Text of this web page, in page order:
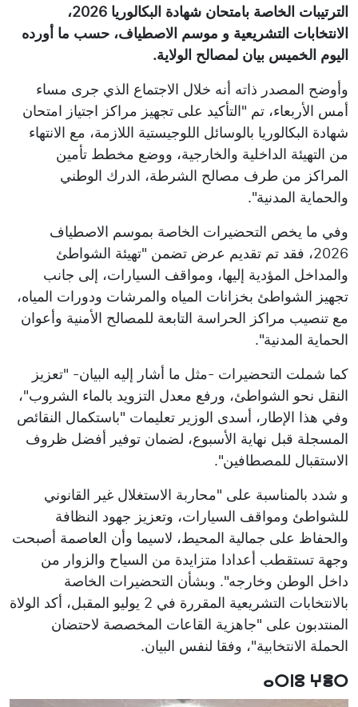
الترتيبات الخاصة بامتحان شهادة البكالوريا 2026،
الانتخابات التشريعية و موسم الاصطياف، حسب ما أورده
اليوم الخميس بيان لمصالح الولاية.
وأوضح المصدر ذاته أنه خلال الاجتماع الذي جرى مساء
أمس الأربعاء، تم "التأكيد على تجهيز مراكز اجتياز امتحان
شهادة البكالوريا بالوسائل اللوجيستية اللازمة، مع الانتهاء
من التهيئة الداخلية والخارجية، ووضع مخطط تأمين
المراكز من طرف مصالح الشرطة، الدرك الوطني
والحماية المدنية".
وفي ما يخص التحضيرات الخاصة بموسم الاصطياف
2026، فقد تم تقديم عرض تضمن "تهيئة الشواطئ
والمداخل المؤدية إليها، ومواقف السيارات، إلى جانب
تجهيز الشواطئ بخزانات المياه والمرشات ودورات المياه،
مع تنصيب مراكز الحراسة التابعة للمصالح الأمنية وأعوان
الحماية المدنية".
كما شملت التحضيرات -مثل ما أشار إليه البيان- "تعزيز
النقل نحو الشواطئ، ورفع معدل التزويد بالماء الشروب"،
وفي هذا الإطار، أسدى الوزير تعليمات "باستكمال النقائص
المسجلة قبل نهاية الأسبوع، لضمان توفير أفضل ظروف
الاستقبال للمصطافين".
و شدد بالمناسبة على "محاربة الاستغلال غير القانوني
للشواطئ ومواقف السيارات، وتعزيز جهود النظافة
والحفاظ على جمالية المحيط، لاسيما وأن العاصمة أصبحت
وجهة تستقطب أعدادا متزايدة من السياح والزوار من
داخل الوطن وخارجه". وبشأن التحضيرات الخاصة
بالانتخابات التشريعية المقررة في 2 يوليو المقبل، أكد الولاة
المنتدبون على "جاهزية القاعات المخصصة لاحتضان
الحملة الانتخابية"، وفقا لنفس البيان.
ⴰⵔⵏⵓ ⵖⴻⵔ